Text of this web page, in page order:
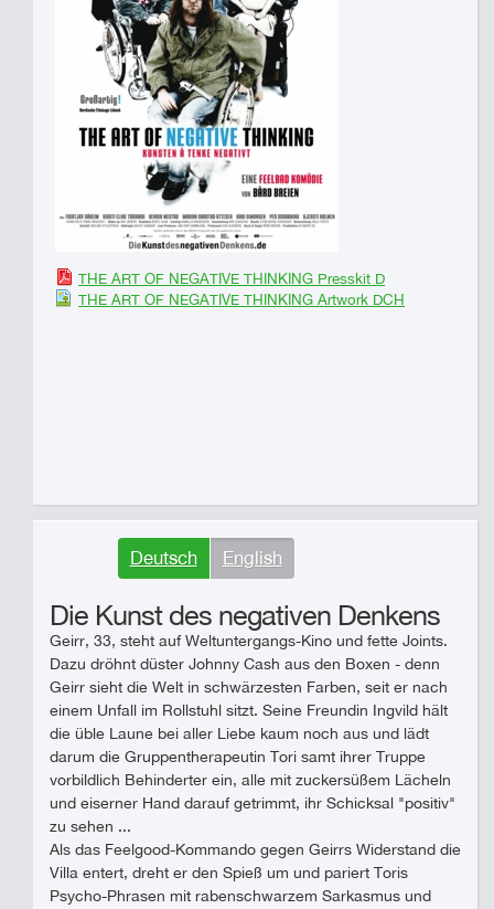
THE ART OF NEGATIVE THINKING Presskit D
THE ART OF NEGATIVE THINKING Artwork DCH
Deutsch English
Die Kunst des negativen Denkens
Geirr, 33, steht auf Weltuntergangs-Kino und fette Joints.
Dazu dröhnt düster Johnny Cash aus den Boxen - denn
Geirr sieht die Welt in schwärzesten Farben, seit er nach
einem Unfall im Rollstuhl sitzt. Seine Freundin Ingvild hält
die üble Laune bei aller Liebe kaum noch aus und lädt
darum die Gruppentherapeutin Tori samt ihrer Truppe
vorbildlich Behinderter ein, alle mit zuckersüßem Lächeln
und eiserner Hand darauf getrimmt, ihr Schicksal "positiv"
zu sehen ...
Als das Feelgood-Kommando gegen Geirrs Widerstand die
Villa entert, dreht er den Spieß um und pariert Toris
Psycho-Phrasen mit rabenschwarzem Sarkasmus und